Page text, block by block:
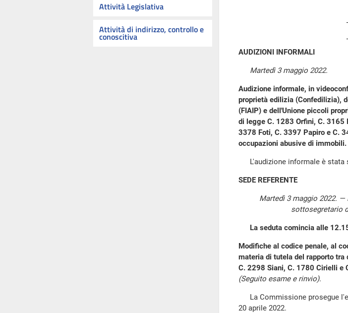
Attività Legislativa
Attività di indirizzo, controllo e
conoscitiva
AUDIZIONI INFORMALI
Martedì 3 maggio 2022.
Audizione informale, in
proprietà edilizia (Confedilizia),
(FIAIP) e dell'Unione piccoli
di legge C. 1283 Orfini, C. 3165
3378 Foti, C. 3397 Papiro e C.
occupazioni abusive di immobili.
L'audizione informale è stata
SEDE REFERENTE
Martedì 3 maggio 2022. —
sottosegretario
La seduta comincia alle
Modifiche al codice penale, al
materia di tutela del rapporto
C. 2298 Siani, C. 1780 Cirielli e
(Seguito esame e rinvio).
La Commissione prosegue
20 aprile 2022.